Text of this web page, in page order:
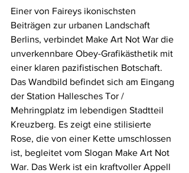
Einer von Faireys ikonischsten
Beiträgen zur urbanen Landschaft
Berlins, verbindet Make Art Not War die
unverkennbare Obey-Grafikästhetik mit
einer klaren pazifistischen Botschaft.
Das Wandbild befindet sich am Eingang
der Station Hallesches Tor /
Mehringplatz im lebendigen Stadtteil
Kreuzberg. Es zeigt eine stilisierte
Rose, die von einer Kette umschlossen
ist, begleitet vom Slogan Make Art Not
War. Das Werk ist ein kraftvoller Appell